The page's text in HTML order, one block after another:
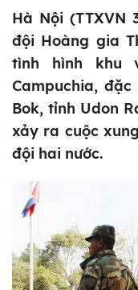
Hà Nội (TTXVN
đội Hoàng gia
tình hình khu
Campuchia,
Bok, tỉnh Udon
xảy ra cuộc
đội hai nước.